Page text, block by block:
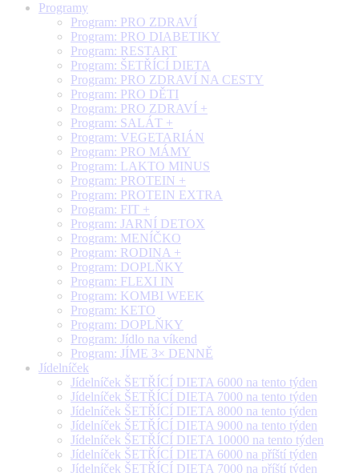
Programy
Program: PRO ZDRAVÍ
Program: PRO DIABETIKY
Program: RESTART
Program: ŠETŘÍCÍ DIETA
Program: PRO ZDRAVÍ NA CESTY
Program: PRO DĚTI
Program: PRO ZDRAVÍ +
Program: SALÁT +
Program: VEGETARIÁN
Program: PRO MÁMY
Program: LAKTO MINUS
Program: PROTEIN +
Program: PROTEIN EXTRA
Program: FIT +
Program: JARNÍ DETOX
Program: MENÍČKO
Program: RODINA +
Program: DOPLŇKY
Program: FLEXI IN
Program: KOMBI WEEK
Program: KETO
Program: DOPLŇKY
Program: Jídlo na víkend
Program: JÍME 3× DENNĚ
Jídelníček
Jídelníček ŠETŘÍCÍ DIETA 6000 na tento týden
Jídelníček ŠETŘÍCÍ DIETA 7000 na tento týden
Jídelníček ŠETŘÍCÍ DIETA 8000 na tento týden
Jídelníček ŠETŘÍCÍ DIETA 9000 na tento týden
Jídelníček ŠETŘÍCÍ DIETA 10000 na tento týden
Jídelníček ŠETŘÍCÍ DIETA 6000 na příští týden
Jídelníček ŠETŘÍCÍ DIETA 7000 na příští týden